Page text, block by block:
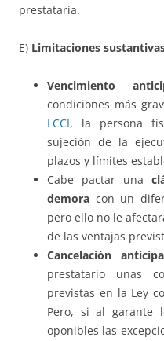
prestataria.
E) Limitaciones
Vencimiento
condiciones más
LCCI, la persona
sujeción de la
plazos y límites
Cabe pactar una
demora con un
pero ello no le
de las ventajas
Cancelación
prestatario unas
previstas en la Ley
Pero, si al garante
oponibles las